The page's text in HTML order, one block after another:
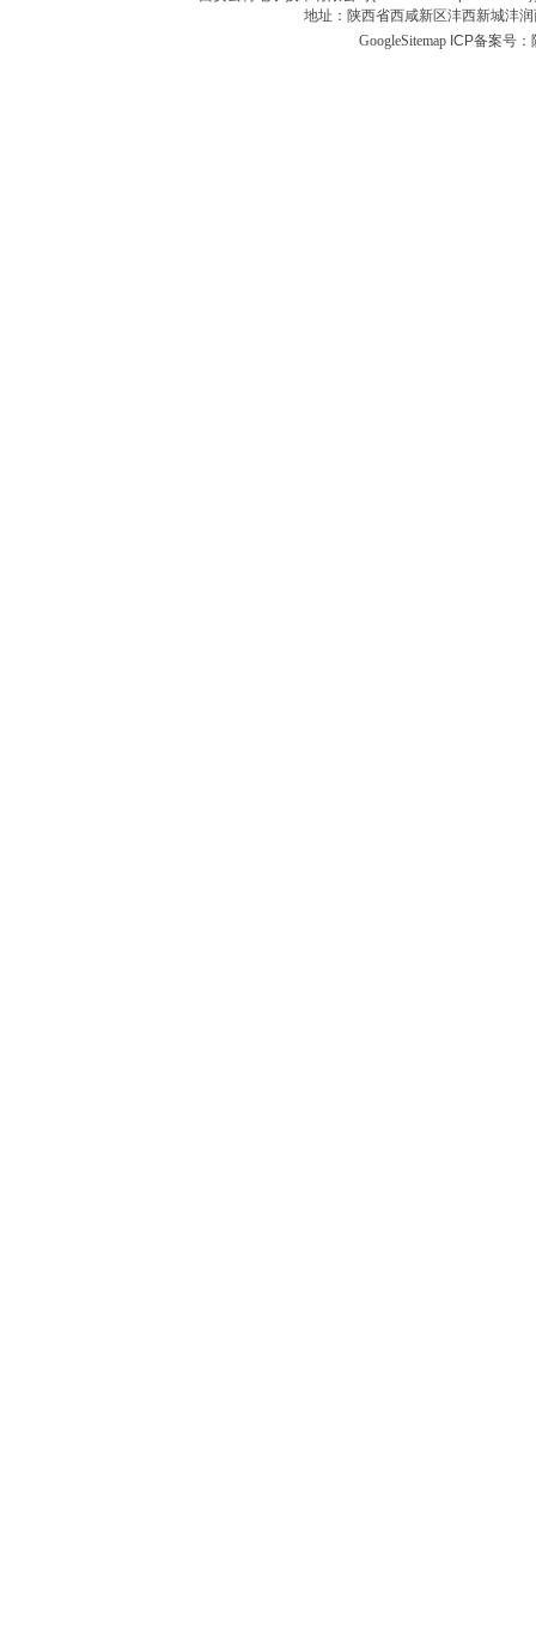
地址：陕西省西咸新区沣西新城沣
GoogleSitemap ICP备案号：